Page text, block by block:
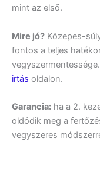
mint az első.
Mire jó? Közepes-
fontos a teljes
irtás oldalon.
Garancia: ha a 2.
oldódik meg a
vegyszeres